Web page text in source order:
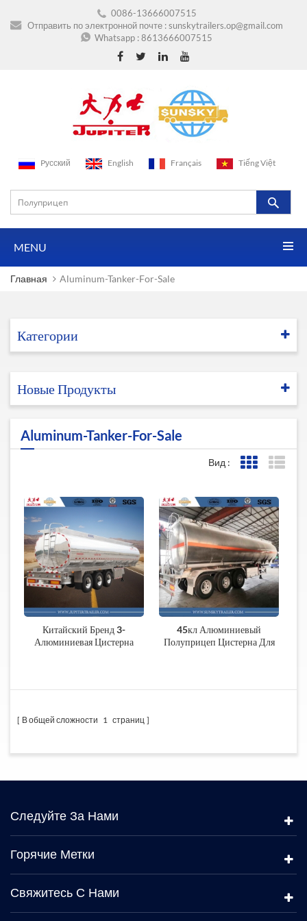
0086-13666007515
Отправить по электронной почте :sunskytrailers.op@gmail.com
Whatsapp :8613666007515
Pусский English Français Tiếng Việt
MENU
Главная Aluminum-Tanker-For-Sale
Категории
Новые Продукты
Aluminum-Tanker-For-Sale
Вид :
Китайский Бренд 3-
Алюминиевая Цистерна
45кл Алюминиевый
Полуприцеп Цистерна Для
В общей сложности 1 страниц
Следуйте За Нами
Горячие Метки
Свяжитесь С Нами